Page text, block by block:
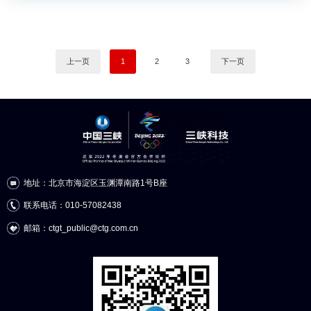
上一页 1 2 3 下一页
地址：北京市海淀区玉渊潭南路1号B座
联系电话：010-57082438
邮箱：ctgt_public@ctg.com.cn